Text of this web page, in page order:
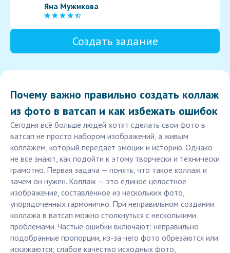
Яна Мужикова
Создать задание
Почему важно правильно создать коллаж
из фото в ватсап и как избежать ошибок
Сегодня всё больше людей хотят сделать свои фото в
ватсап не просто набором изображений, а живым
коллажем, который передаёт эмоции и историю. Однако
не все знают, как подойти к этому творчески и технически
грамотно. Первая задача — понять, что такое коллаж и
зачем он нужен. Коллаж — это единое целостное
изображение, составленное из нескольких фото,
упорядоченных гармонично. При неправильном создании
коллажа в ватсап можно столкнуться с несколькими
проблемами. Частые ошибки включают: неправильно
подобранные пропорции, из-за чего фото обрезаются или
искажаются; слабое качество исходных фото,